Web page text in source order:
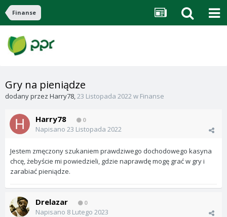
Finanse
Gry na pieniądze
dodany przez Harry78,23 Listopada 2022w Finanse
Harry78 0
Napisano 23 Listopada 2022
Jestem zmęczony szukaniem prawdziwego dochodowego kasyna
chcę, żebyście mi powiedzieli, gdzie naprawdę mogę grać w gry i
zarabiać pieniądze.
Drelazar 0
Napisano 8 Lutego 2023